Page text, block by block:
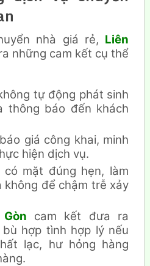
nhà giá rẻ, Liên
những cam kết cụ thể
tự động phát sinh
thông báo đến khách
giá công khai, minh
hiện dịch vụ.
mặt đúng hẹn, làm
không để chậm trễ xảy
cam kết đưa ra
hợp tình hợp lý nếu
lạc, hư hỏng hàng